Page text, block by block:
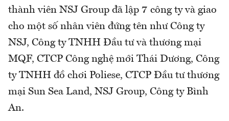
thành viên NSJ Group đã lập 7 công ty và giao
cho một số nhân viên đứng tên như Công ty
NSJ, Công ty TNHH Đầu tư và thương mại
MQF, CTCP Công nghệ mới Thái Dương, Công
ty TNHH đồ chơi Poliese, CTCP Đầu tư thương
mại Sun Sea Land, NSJ Group, Công ty Bình
An.